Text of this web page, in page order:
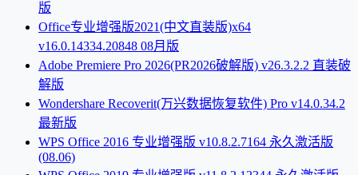
版
Office专业增强版2021(中文直装版)x64
v16.0.14334.20848 08月版
Adobe Premiere Pro 2026(PR2026破解版) v26.3.2.2 直装破
解版
Wondershare Recoverit(万兴数据恢复软件) Pro v14.0.34.2
最新版
WPS Office 2016 专业增强版 v10.8.2.7164 永久激活版
(08.06)